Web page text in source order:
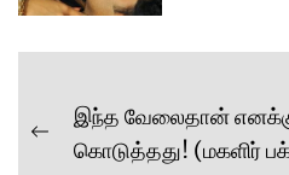
Post
navigation
Previous
இந்த வேலைதான்
கொடுத்தது! (மகளிர்